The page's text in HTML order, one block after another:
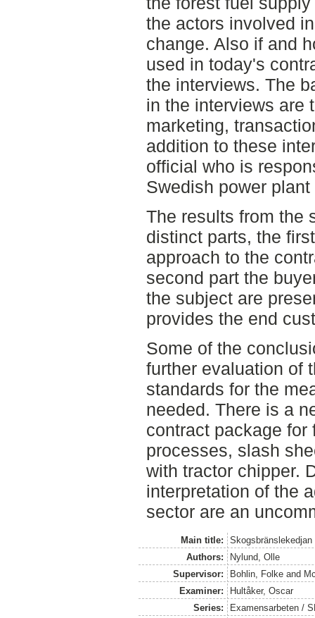
the actors involved
change. Also if and
used in today's
the interviews. The
in the interviews are
marketing,
addition to these
official who is
Swedish power
The results from the
distinct parts, the
approach to the
second part the
the subject are
provides the end
Some of the
further evaluation of
standards for the
needed. There is a
contract package for
processes, slash
with tractor chipper.
interpretation of the
sector are an
Main title:
Authors:
Nylund, Olle
Supervisor:
Bohlin, Folke and
Examiner:
Hultåker, Oscar
Series:
Examensarbeten /